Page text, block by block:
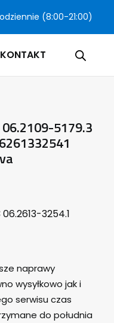
(8:00-21:00)
KONTAKT
5179.3
3254.1
naprawy
wysyłkowo jak i
serwisu czas
do południa